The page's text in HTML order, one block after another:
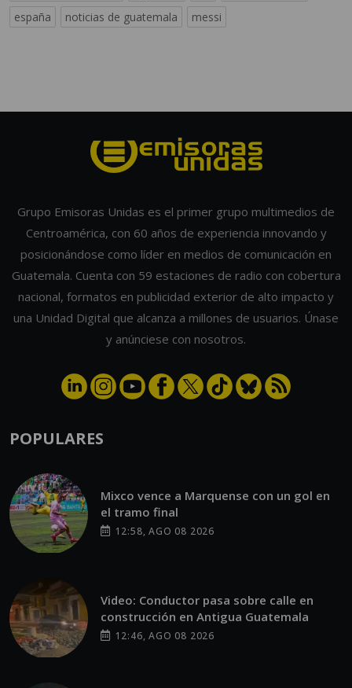
españa
noticias de guatemala messi
Grupo Emisoras Unidas es el primer grupo multimedios de
Centroamérica, con 60 años de experiencia innovando y
posicionándose como líder en medios de comunicación en
Guatemala. Cuenta con 59 estaciones de radio con cobertura
nacional, formatos en publicidad exterior de alto impacto y
una Unidad Digital que alcanza a millones de usuarios. Únase
y anúnciese con nosotros.
POPULARES
Mixco vence a Marquense con un gol en
el tramo final
12:58, AGO 08 2026
Video: Conductor pasa sobre calle en
construcción en Antigua Guatemala
12:46, AGO 08 2026